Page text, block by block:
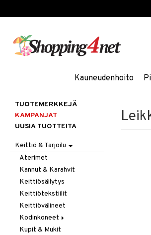
Kauneudenhoito
TUOTEMERKKEJÄ
KAMPANJAT
UUSIA TUOTTEITA
Keittiö & Tarjoilu
Aterimet
Kannut & Karahvit
Keittiösäilytys
Keittiötekstiilit
Keittiövälineet
Kodinkoneet
Kahvi, Tee & Espresso
Kupit & Mukit